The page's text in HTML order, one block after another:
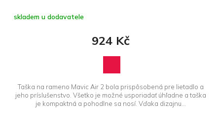
skladem u dodavatele
924 Kč
Taška na rameno Mavic Air 2 bola prispôsobená pre lietadlo a
jeho príslušenstvo. Všetko je možné usporiadať úhľadne a taška
je kompaktná a pohodlne sa nosí. Vďaka dizajnu...